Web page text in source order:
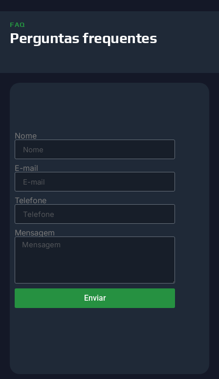
FAQ
Perguntas frequentes
Nome
E-mail
Telefone
Mensagem
Enviar